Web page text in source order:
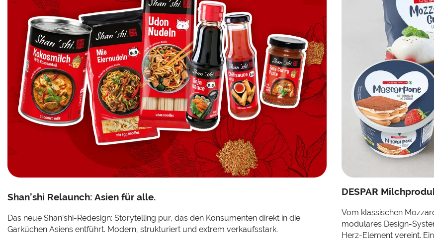
Shan’shi Relaunch: Asien für alle.
Das neue Shan’shi-Redesign: Storytelling pur, das den Konsumenten direkt in die
Garküchen Asiens entführt. Modern, strukturiert und extrem verkaufsstark.
DESPAR
Vom klassischen
modulares Design-
Herz-Element vereint.